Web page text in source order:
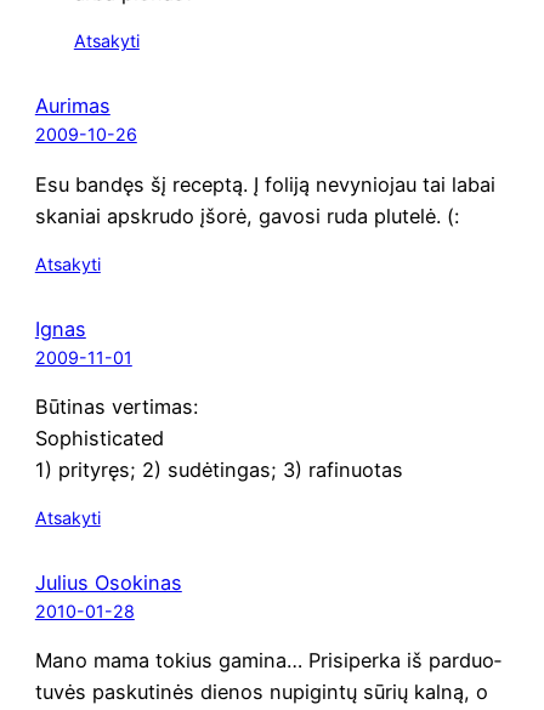
Atsakyti
Aurimas
2009-10-26
Esu ban­dęs šį recep­tą. Į foli­ją nevy­nio­jau tai labai
ska­niai apskru­do įšorė, gavo­si ruda plutelė. (:
Atsakyti
Ignas
2009-11-01
Būti­nas vertimas:
Sophisticated
1) pri­ty­ręs; 2) sudė­tin­gas; 3) rafinuotas
Atsakyti
Julius Osokinas
2010-01-28
Mano mama tokius gami­na… Pri­si­per­ka iš par­duo­
tu­vės pas­ku­ti­nės die­nos nupi­gin­tų sūrių kal­ną, o